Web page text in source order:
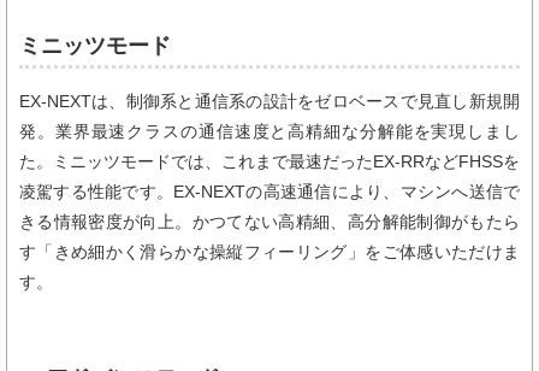
ミニッツモード
EX-NEXTは、制御系と通信系の設計をゼロベースで見直し新規開
発。業界最速クラスの通信速度と高精細な分解能を実現しまし
た。ミニッツモードでは、これまで最速だったEX-RRなどFHSSを
凌駕する性能です。EX-NEXTの高速通信により、マシンへ送信で
きる情報密度が向上。かつてない高精細、高分解能制御がもたら
す「きめ細かく滑らかな操縦フィーリング」をご体感いただけま
す。